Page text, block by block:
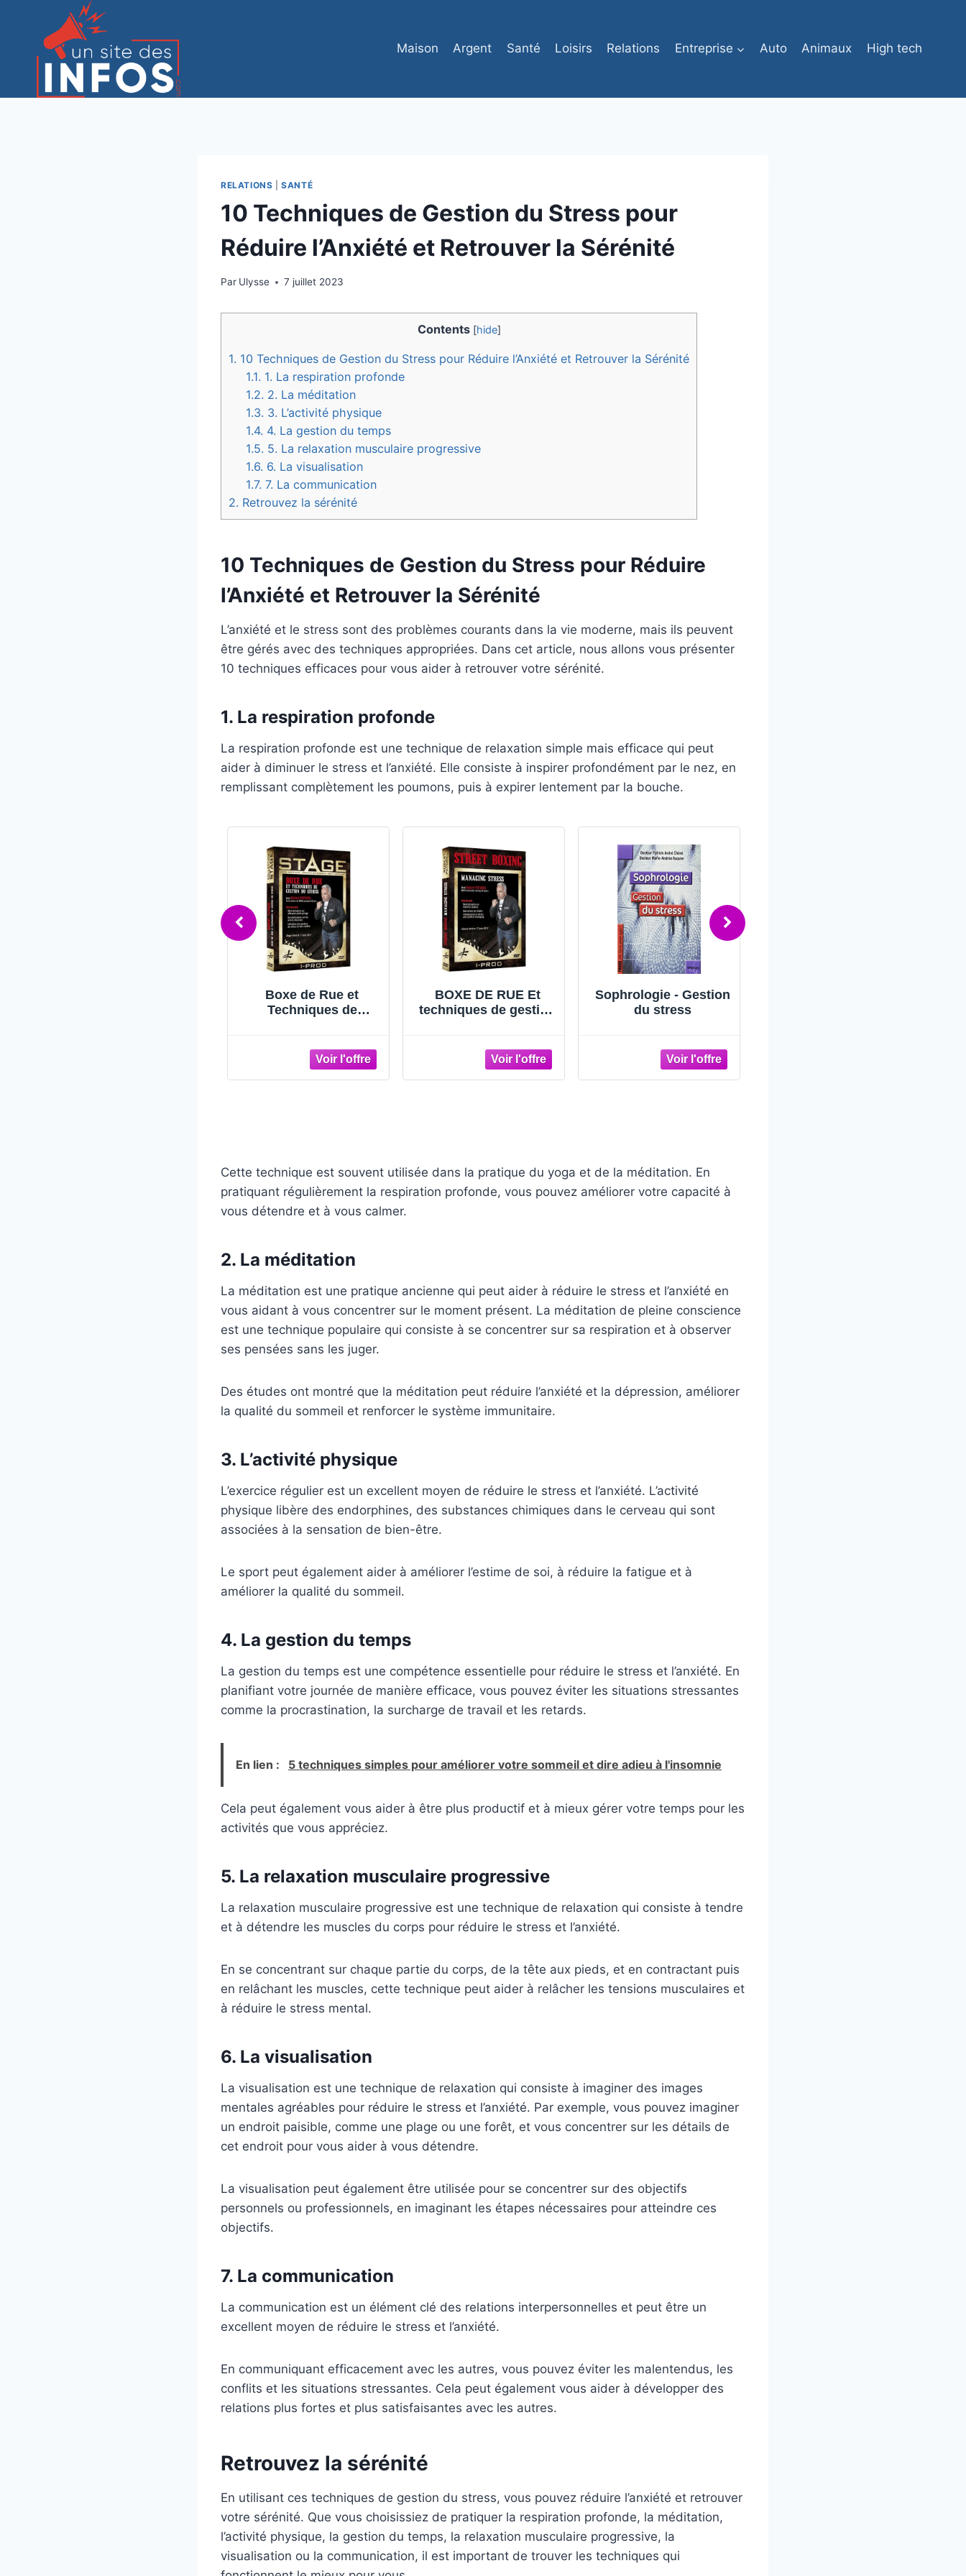
contenu
Maison Argent Santé Loisirs Relations Entreprise Auto Animaux High tech
RELATIONS |SANTÉ
10 Techniques de Gestion du Stress pour
Réduire l’Anxiété et Retrouver la Sérénité
Par Ulysse 7 juillet 2023
Contents [hide]
1. 10 Techniques de Gestion du Stress pour Réduire l’Anxiété et Retrouver la Sérénité
1.1. 1. La respiration profonde
1.2. 2. La méditation
1.3. 3. L’activité physique
1.4. 4. La gestion du temps
1.5. 5. La relaxation musculaire progressive
1.6. 6. La visualisation
1.7. 7. La communication
2. Retrouvez la sérénité
10 Techniques de Gestion du Stress pour Réduire
l’Anxiété et Retrouver la Sérénité
L’anxiété et le stress sont des problèmes courants dans la vie moderne, mais ils peuvent
être gérés avec des techniques appropriées. Dans cet article, nous allons vous présenter
10 techniques efficaces pour vous aider à retrouver votre sérénité.
1. La respiration profonde
La respiration profonde est une technique de relaxation simple mais efficace qui peut
aider à diminuer le stress et l’anxiété. Elle consiste à inspirer profondément par le nez, en
remplissant complètement les poumons, puis à expirer lentement par la bouche.
BOXE DE RUE Et
techniques de gestion
Sophrologie - Gestion
du stress
Savoir gérer son
stress en toutes
Cette technique est souvent utilisée dans la pratique du yoga et de la méditation. En
pratiquant régulièrement la respiration profonde, vous pouvez améliorer votre capacité à
vous détendre et à vous calmer.
2. La méditation
La méditation est une pratique ancienne qui peut aider à réduire le stress et l’anxiété en
vous aidant à vous concentrer sur le moment présent. La méditation de pleine conscience
est une technique populaire qui consiste à se concentrer sur sa respiration et à observer
ses pensées sans les juger.
Des études ont montré que la méditation peut réduire l’anxiété et la dépression, améliorer
la qualité du sommeil et renforcer le système immunitaire.
3. L’activité physique
L’exercice régulier est un excellent moyen de réduire le stress et l’anxiété. L’activité
physique libère des endorphines, des substances chimiques dans le cerveau qui sont
associées à la sensation de bien-être.
Le sport peut également aider à améliorer l’estime de soi, à réduire la fatigue et à
améliorer la qualité du sommeil.
4. La gestion du temps
La gestion du temps est une compétence essentielle pour réduire le stress et l’anxiété. En
planifiant votre journée de manière efficace, vous pouvez éviter les situations stressantes
comme la procrastination, la surcharge de travail et les retards.
En lien : 5 techniques simples pour améliorer votre sommeil et dire adieu à l'insomnie
Cela peut également vous aider à être plus productif et à mieux gérer votre temps pour les
activités que vous appréciez.
5. La relaxation musculaire progressive
La relaxation musculaire progressive est une technique de relaxation qui consiste à tendre
et à détendre les muscles du corps pour réduire le stress et l’anxiété.
En se concentrant sur chaque partie du corps, de la tête aux pieds, et en contractant puis
en relâchant les muscles, cette technique peut aider à relâcher les tensions musculaires et
à réduire le stress mental.
6. La visualisation
La visualisation est une technique de relaxation qui consiste à imaginer des images
mentales agréables pour réduire le stress et l’anxiété. Par exemple, vous pouvez imaginer
un endroit paisible, comme une plage ou une forêt, et vous concentrer sur les détails de
cet endroit pour vous aider à vous détendre.
La visualisation peut également être utilisée pour se concentrer sur des objectifs
personnels ou professionnels, en imaginant les étapes nécessaires pour atteindre ces
objectifs.
7. La communication
La communication est un élément clé des relations interpersonnelles et peut être un
excellent moyen de réduire le stress et l’anxiété.
En communiquant efficacement avec les autres, vous pouvez éviter les malentendus, les
conflits et les situations stressantes. Cela peut également vous aider à développer des
relations plus fortes et plus satisfaisantes avec les autres.
Retrouvez la sérénité
En utilisant ces techniques de gestion du stress, vous pouvez réduire l’anxiété et retrouver
votre sérénité. Que vous choisissiez de pratiquer la respiration profonde, la méditation,
l’activité physique, la gestion du temps, la relaxation musculaire progressive, la
visualisation ou la communication, il est important de trouver les techniques qui